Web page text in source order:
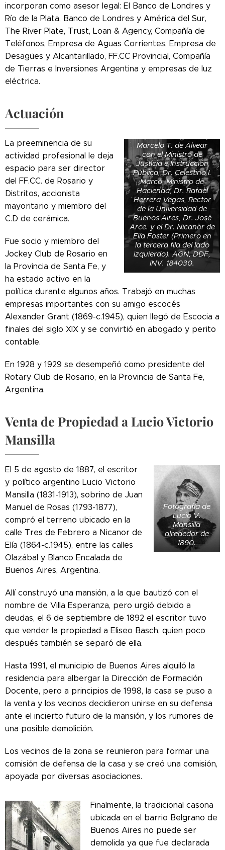
incorporan como asesor legal: El Banco de Londres y
Río de la Plata, Banco de Londres y América del Sur,
The River Plate, Trust, Loan & Agency, Compañía de
Teléfonos, Empresa de Aguas Corrientes, Empresa de
Desagües y Alcantarillado, FF.CC Provincial, Compañía
de Tierras e Inversiones Argentina y empresas de luz
eléctrica.
Actuación
Marcelo T. de Alvear
con el Ministro de
Justicia e Instrucción
Pública, Dr. Celestino I.
Marcó, Ministro de
Hacienda, Dr. Rafael
Herrera Vegas, Rector
de la Universidad de
Buenos Aires, Dr. José
Arce. y el Dr. Nicanor de
Elía Foster (Primero en
la tercera fila del lado
izquierdo). AGN, DDF,
INV. 184030.
La preeminencia de su
actividad profesional le deja
espacio para ser director
del FF.CC. de Rosario y
Distritos, accionista
mayoritario y miembro del
C.D de cerámica.
Fue socio y miembro del
Jockey Club de Rosario en
la Provincia de Santa Fe, y
ha estado activo en la
política durante algunos años. Trabajó en muchas
empresas importantes con su amigo escocés
Alexander Grant (1869-c.1945), quien llegó de Escocia a
finales del siglo XIX y se convirtió en abogado y perito
contable.
En 1928 y 1929 se desempeñó como presidente del
Rotary Club de Rosario, en la Provincia de Santa Fe,
Argentina.
Venta de Propiedad a Lucio Victorio
Mansilla
Fotografía de
Lucio V.
Mansilla
alrededor de
1890.
El 5 de agosto de 1887, el escritor
y político argentino Lucio Victorio
Mansilla (1831-1913), sobrino de Juan
Manuel de Rosas (1793-1877),
compró el terreno ubicado en la
calle Tres de Febrero a Nicanor de
Elía (1864-c.1945), entre las calles
Olazábal y Blanco Encalada de
Buenos Aires, Argentina.
Allí construyó una mansión, a la que bautizó con el
nombre de Villa Esperanza, pero urgió debido a
deudas, el 6 de septiembre de 1892 el escritor tuvo
que vender la propiedad a Eliseo Basch, quien poco
después también se separó de ella.
Hasta 1991, el municipio de Buenos Aires alquiló la
residencia para albergar la Dirección de Formación
Docente, pero a principios de 1998, la casa se puso a
la venta y los vecinos decidieron unirse en su defensa
ante el incierto futuro de la mansión, y los rumores de
una posible demolición.
Los vecinos de la zona se reunieron para formar una
comisión de defensa de la casa y se creó una comisión,
apoyada por diversas asociaciones.
Finalmente, la tradicional casona
ubicada en el barrio Belgrano de
Buenos Aires no puede ser
demolida ya que fue declarada